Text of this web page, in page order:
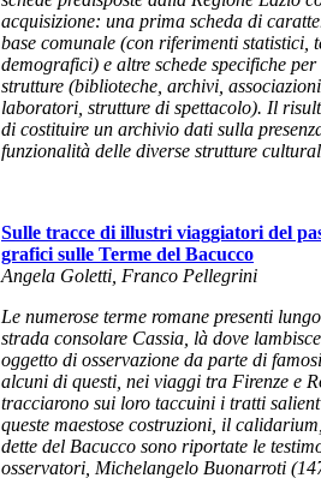
acquisizione: una prima scheda di
base comunale (con riferimenti statistici,
demografici) e altre schede specifiche
strutture (biblioteche, archivi,
laboratori, strutture di spettacolo). Il
di costituire un archivio dati sulla
funzionalità delle diverse strutture
Sulle tracce di illustri viaggiatori del
grafici sulle Terme del Bacucco
Angela Goletti, Franco Pellegrini
Le numerose terme romane presenti
strada consolare Cassia, là dove
oggetto di osservazione da parte di
alcuni di questi, nei viaggi tra Firenze e
tracciarono sui loro taccuini i tratti
queste maestose costruzioni, il calidarium
dette del Bacucco sono riportate le
osservatori, Michelangelo Buonarroti